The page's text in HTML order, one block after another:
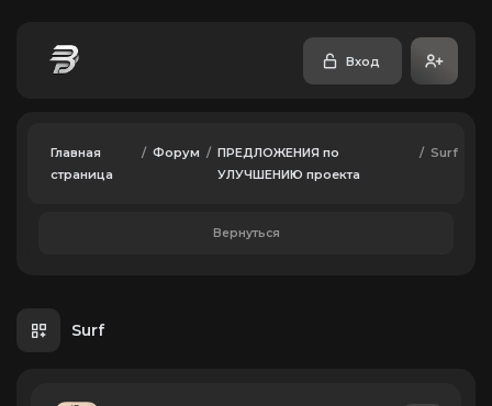
Вход
Главная
страница
/ Форум / ПРЕДЛОЖЕНИЯ по
УЛУЧШЕНИЮ проекта
/ Surf
Вернуться
Surf